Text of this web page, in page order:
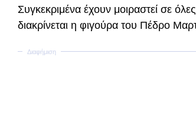
Συγκεκριμένα έχουν μοιραστεί σε
διακρίνεται η φιγούρα του Πέδρο